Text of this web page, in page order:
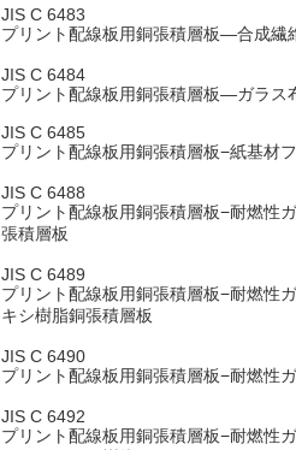
JIS C 6483
プリント配線板用銅張積層板―合成繊
JIS C 6484
プリント配線板用銅張積層板―ガラス
JIS C 6485
プリント配線板用銅張積層板−紙基材
JIS C 6488
プリント配線板用銅張積層板−耐燃性
張積層板
JIS C 6489
プリント配線板用銅張積層板−耐燃性
キシ樹脂銅張積層板
JIS C 6490
プリント配線板用銅張積層板−耐燃性
JIS C 6492
プリント配線板用銅張積層板−耐燃性